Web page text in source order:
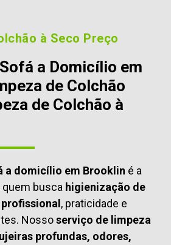
à Seco Preço
a Domicílio em
de Colchão
de Colchão à
a domicílio em Brooklin é a
quem busca higienização de
, praticidade e
Nossoserviço de limpeza
profundas, odores,